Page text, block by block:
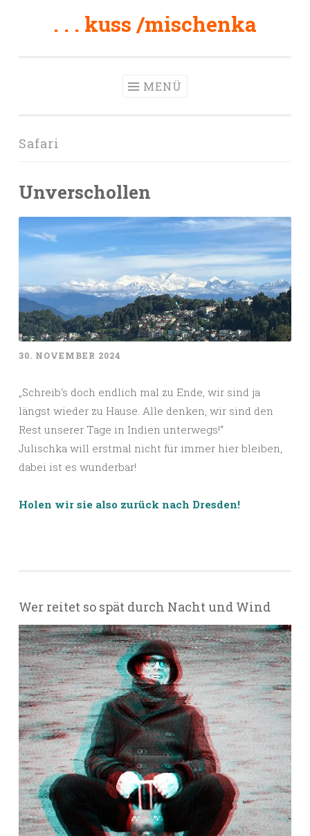
. . . kuss /mischenka
MENÜ
Safari
Unverschollen
30. NOVEMBER 2024
„Schreib‘s doch endlich mal zu Ende, wir sind ja
längst wieder zu Hause. Alle denken, wir sind den
Rest unserer Tage in Indien unterwegs!“
Julischka will erstmal nicht für immer hier bleiben,
dabei ist es wunderbar!
Holen wir sie also zurück nach Dresden!
Wer reitet so spät durch Nacht und Wind